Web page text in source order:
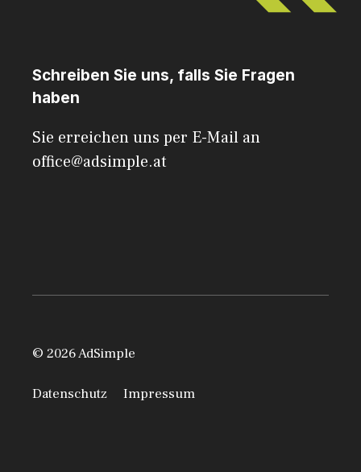
Schreiben Sie uns, falls Sie Fragen
haben
Sie erreichen uns per E-Mail an
office@adsimple.at
© 2026 AdSimple
Datenschutz Impressum